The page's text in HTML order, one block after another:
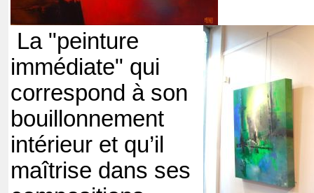
La "peinture
immédiate" qui
correspond à son
bouillonnement
intérieur et qu’il
maîtrise dans ses